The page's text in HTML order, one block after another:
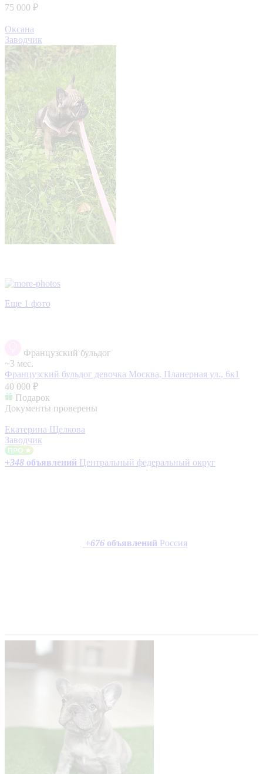
75 000 ₽
Оксана
Заводчик
Еще 1 фото
Французский бульдог
~3 мес.
Французский бульдог девочка Москва, Планерная ул., 6к1
40 000 ₽
Подарок
Документы проверены
Екатерина Щелкова
Заводчик
+348 объявлений Центральный федеральный округ
+676 объявлений Россия